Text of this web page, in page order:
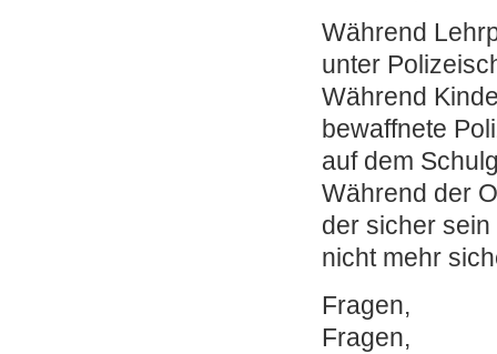
Während
unter
Während
bewaffnete
auf dem
Während der
der sicher sein
nicht mehr
Fragen,
Fragen,